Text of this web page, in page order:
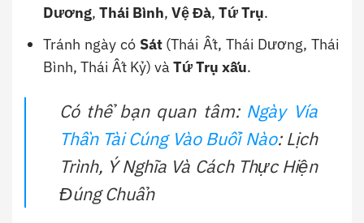
Dương,Thái Bình,Vệ Đà,Tứ Trụ.
Tránh ngày có Sát(Thái Ất, Thái Dương, Thái
Bình, Thái Ất Kỷ) vàTứ Trụ xấu.
Có thể bạn quan tâm: Ngày Vía
Thần Tài Cúng Vào Buổi Nào: Lịch
Trình, Ý Nghĩa Và Cách Thực Hiện
Đúng Chuẩn